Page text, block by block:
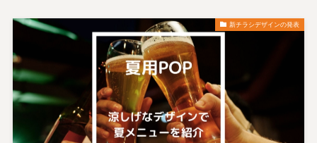
新チラシデザインの発表